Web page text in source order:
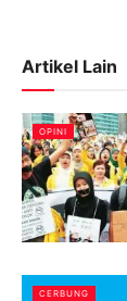
Artikel Lain
OPINI
CERBUNG